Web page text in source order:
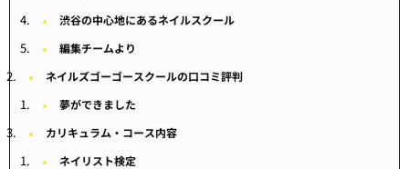
渋谷の中心地にあるネイルスクール
編集チームより
ネイルズゴーゴースクールの口コミ評判
夢ができました
カリキュラム・コース内容
ネイリスト検定